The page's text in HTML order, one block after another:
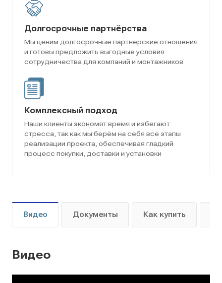
Долгосрочные партнёрства
Мы ценим долгосрочные партнерские отношения
и готовы предложить выгодные условия
сотрудничества для компаний и монтажников
Комплексный подход
Наши клиенты экономят время и избегают
стресса, так как мы берём на себя все этапы
реализации проекта, обеспечивая гладкий
процесс покупки, доставки и установки
Видео Документы Как купить
Видео